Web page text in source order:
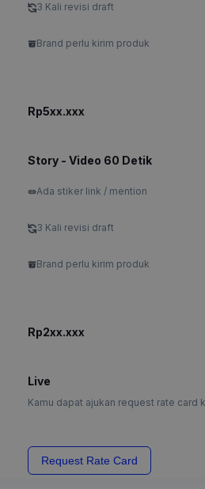
3 Kali revisi draft
Brand perlu kirim produk
Rp5xx.xxx
Story - Video 60 Detik
Ada stiker link / mention
3 Kali revisi draft
Brand perlu kirim produk
Rp2xx.xxx
Live
Kamu dapat ajukan request rate card
Request Rate Card